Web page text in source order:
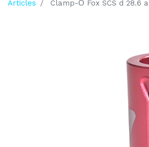
Articles Clamp-О Fox SCS d 28.6